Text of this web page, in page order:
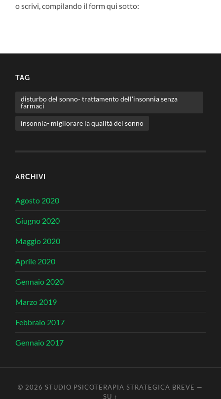
o scrivi, compilando il form qui sotto:
TAG
disturbo del sonno- trattamento dell'insonnia senza
farmaci
insonnia- migliorare la qualità del sonno
ARCHIVI
Agosto 2020
Giugno 2020
Maggio 2020
Aprile 2020
Gennaio 2020
Marzo 2019
Febbraio 2017
Gennaio 2017
© 2026STUDIO PSICOTERAPIA STRATEGICA BREVE —
SU ↑